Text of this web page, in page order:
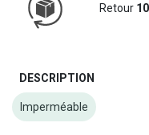
Retour
DESCRIPTION
Imperméable